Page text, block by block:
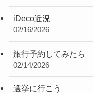
iDeco近況
02/16/2026
旅行予約してみたら
02/14/2026
選挙に行こう